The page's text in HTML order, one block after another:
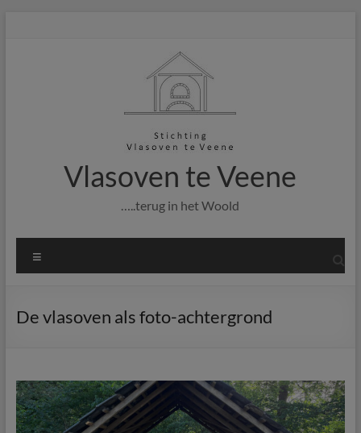
Vlasoven te Veene
…..terug in het Woold
De vlasoven als foto-achtergrond